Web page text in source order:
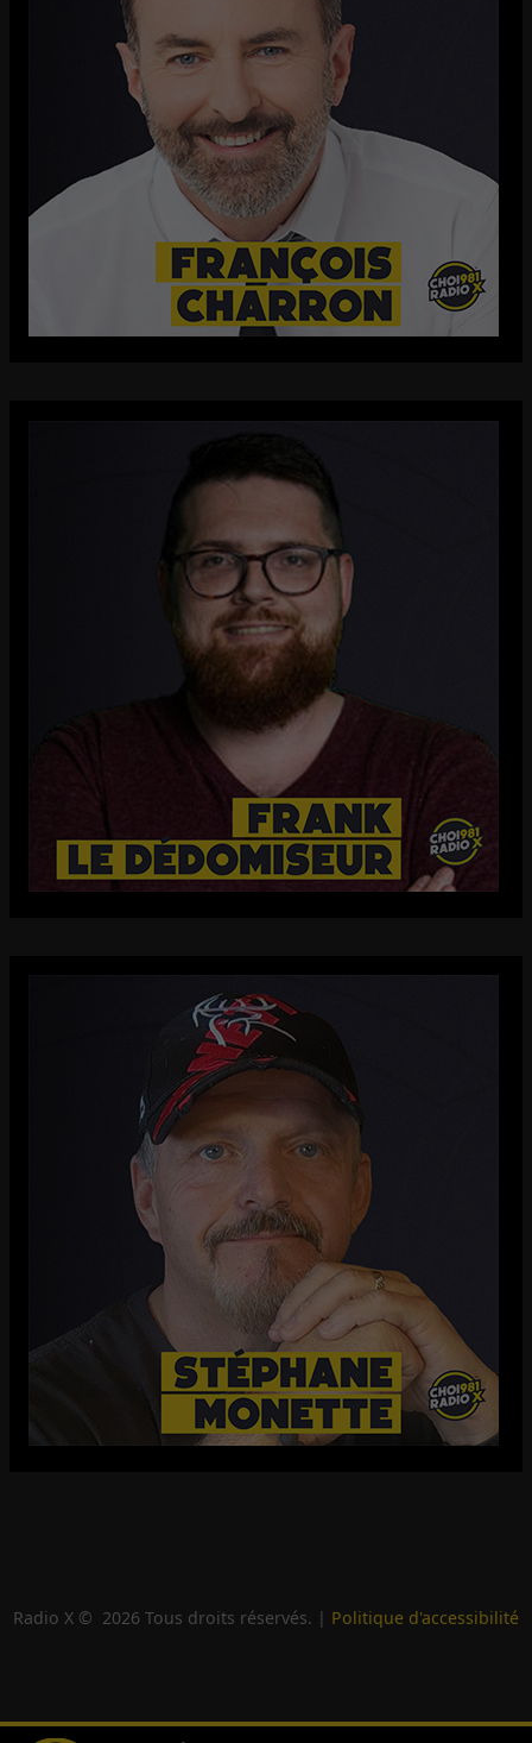
Radio X © 2026 Tous droits réservés. | Politique d'accessibilité